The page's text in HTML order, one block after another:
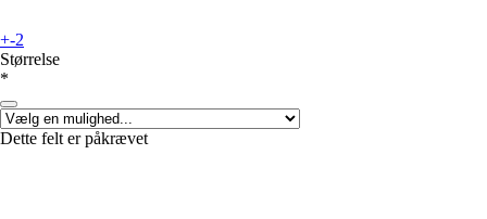
+-2
Størrelse
*
Dette felt er påkrævet